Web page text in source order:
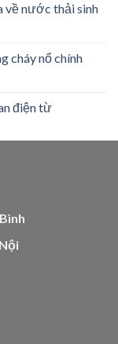
về nước thải sinh
cháy nổ chính
điện từ